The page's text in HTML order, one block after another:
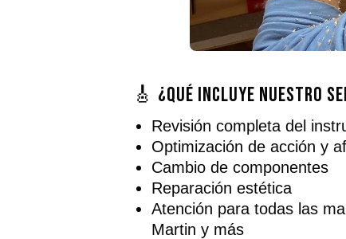
🎸 ¿Qué incluye nuestro
Revisión completa del
Optimización de acción y
Cambio de componentes
Reparación estética
Atención para todas las
Martin y más